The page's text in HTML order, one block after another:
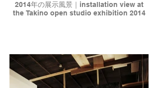
2014年の展示風景｜installation view at
the Takino open studio exhibition 2014